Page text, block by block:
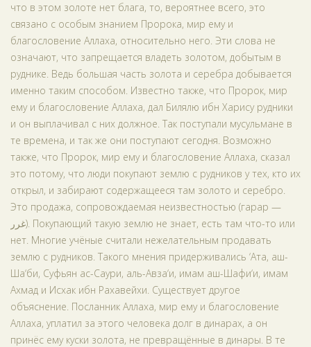
что в этом золоте нет блага, то, вероятнее всего, это
связано с особым знанием Пророка, мир ему и
благословение Аллаха, относительно него. Эти слова не
означают, что запрещается владеть золотом, добытым в
руднике. Ведь большая часть золота и серебра добывается
именно таким способом. Известно также, что Пророк, мир
ему и благословение Аллаха, дал Билялю ибн Харису рудники
и он выплачивал с них должное. Так поступали мусульмане в
те времена, и так же они поступают сегодня. Возможно
также, что Пророк, мир ему и благословение Аллаха, сказал
это потому, что люди покупают землю с рудников у тех, кто их
открыл, и забирают содержащееся там золото и серебро.
Это продажа, сопровождаемая неизвестностью (гарар —
غرر). Покупающий такую землю не знает, есть там что-то или
нет. Многие учёные считали нежелательным продавать
землю с рудников. Такого мнения придерживались ‘Ата, аш-
Ша‘би, Суфьян ас-Саури, аль-Авза‘и, имам аш-Шафи‘и, имам
Ахмад и Исхак ибн Рахавейхи. Существует другое
объяснение. Посланник Аллаха, мир ему и благословение
Аллаха, уплатил за этого человека долг в динарах, а он
принёс ему куски золота, не превращённые в динары. В те